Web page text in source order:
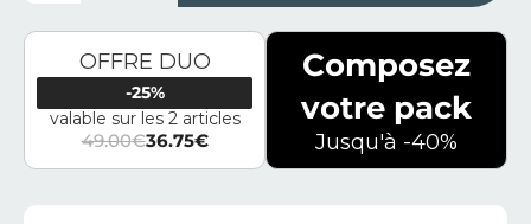
OFFRE DUO
-25%
valable sur les 2 articles
49.00€
Le prix initial était : 49.00€.
36.75€
Le prix actuel est : 36.75€.
Composez
votre pack
Jusqu'à -40%